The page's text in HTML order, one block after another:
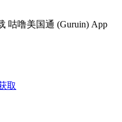
咕噜美国通 (Guruin) App
取